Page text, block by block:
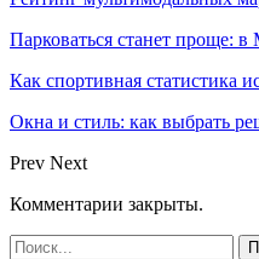
Парковаться станет проще:
Как спортивная статистика
Окна и стиль: как выбрать
Prev Next
Комментарии закрыты.